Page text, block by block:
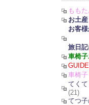
もも
お土産
お客
お
旅日記
車椅
車椅
てく
(21)
てつ